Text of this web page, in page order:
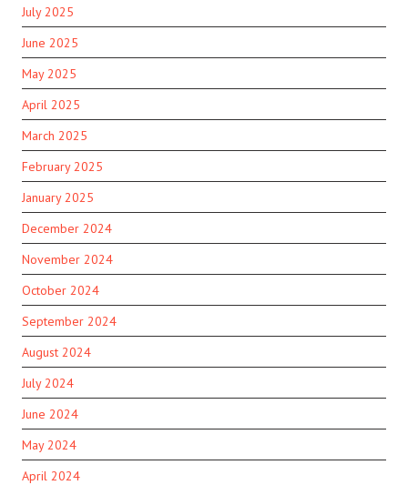
July 2025
June 2025
May 2025
April 2025
March 2025
February 2025
January 2025
December 2024
November 2024
October 2024
September 2024
August 2024
July 2024
June 2024
May 2024
April 2024